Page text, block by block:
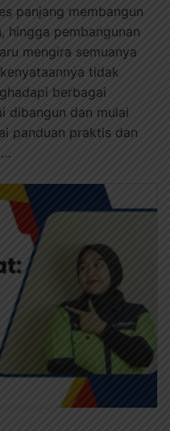
panjang membangun
hingga pembangunan
mengira semuanya
tidak
berbagai
dibangun dan mulai
panduan praktis dan
…